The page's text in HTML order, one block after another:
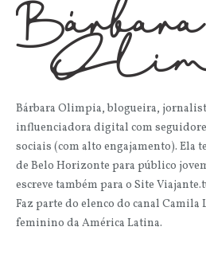
Bárbara Olimpia, blogueira,
influenciadora digital com
sociais (com alto engajamento). Ela
de Belo Horizonte para público
escreve também para o Site
Faz parte do elenco do canal Camila
feminino da América Latina.